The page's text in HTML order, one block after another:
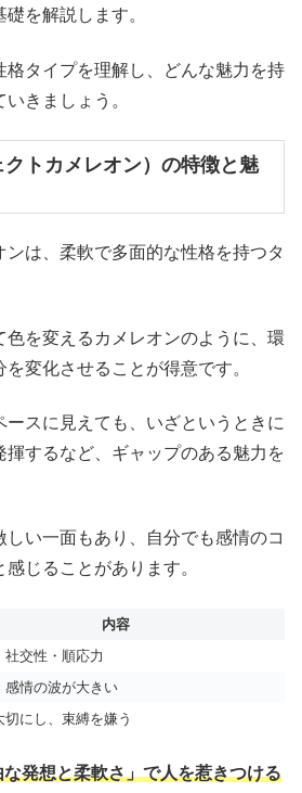
を解説します。
格タイプを理解し、どんな魅力を持
きましょう。
トカメレオン）の特徴と魅
は、柔軟で多面的な性格を持つタ
色を変えるカメレオンのように、環
変化させることが得意です。
スに見えても、いざというときに
揮するなど、ギャップのある魅力を
しい一面もあり、自分でも感情のコ
じることがあります。
内容
社交性・順応力
感情の波が大きい
切にし、束縛を嫌う
発想と柔軟さ」で人を惹きつける